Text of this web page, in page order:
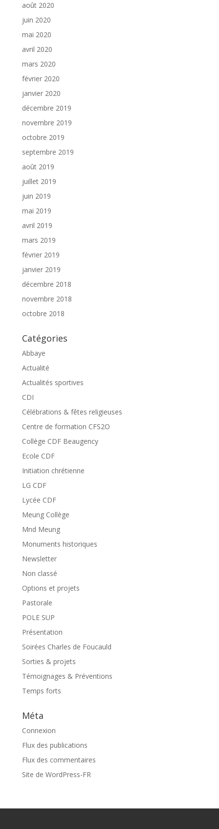
août 2020
juin 2020
mai 2020
avril 2020
mars 2020
février 2020
janvier 2020
décembre 2019
novembre 2019
octobre 2019
septembre 2019
août 2019
juillet 2019
juin 2019
mai 2019
avril 2019
mars 2019
février 2019
janvier 2019
décembre 2018
novembre 2018
octobre 2018
Catégories
Abbaye
Actualité
Actualités sportives
CDI
Célébrations & fêtes religieuses
Centre de formation CFS2O
Collège CDF Beaugency
Ecole CDF
Initiation chrétienne
LG CDF
Lycée CDF
Meung Collège
Mnd Meung
Monuments historiques
Newsletter
Non classé
Options et projets
Pastorale
POLE SUP
Présentation
Soirées Charles de Foucauld
Sorties & projets
Témoignages & Préventions
Temps forts
Méta
Connexion
Flux des publications
Flux des commentaires
Site de WordPress-FR